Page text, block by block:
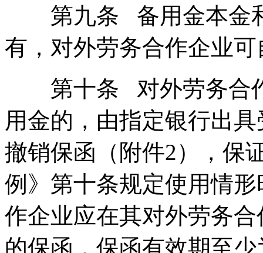
第九条 备用金本金和
有，对外劳务合作企业
第十条 对外劳务合作
用金的，由指定银行出
撤销保函（附件2），保
例》第十条规定使用情
作企业应在其对外劳务
的保函，保函有效期至